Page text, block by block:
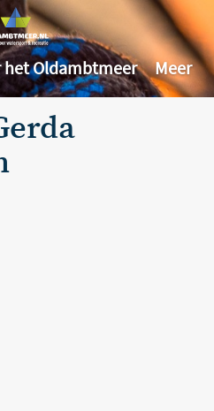
het Oldambtmeer Meer